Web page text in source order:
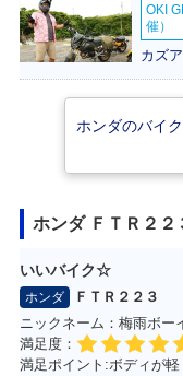
2003年 FTR モノ
2002年 FTR・マイ
ナーチェンジ
OKI
催）
カズ
ホンダのバイ
ホンダ ＦＴＲ２２
いいバイク☆
ホンダ
ＦＴＲ２２３
ニックネーム：梅雨ボー
満足度：